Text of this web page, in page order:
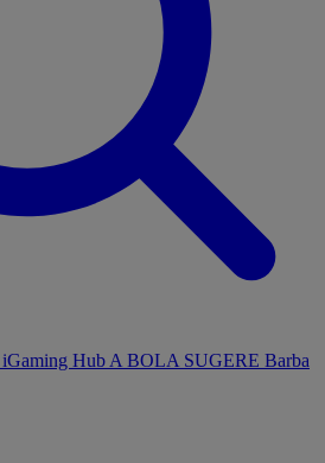
iGaming Hub A BOLA SUGERE Barba